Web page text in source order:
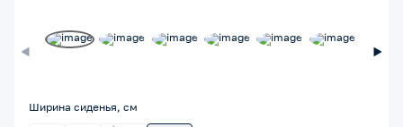
Ширина сиденья, см